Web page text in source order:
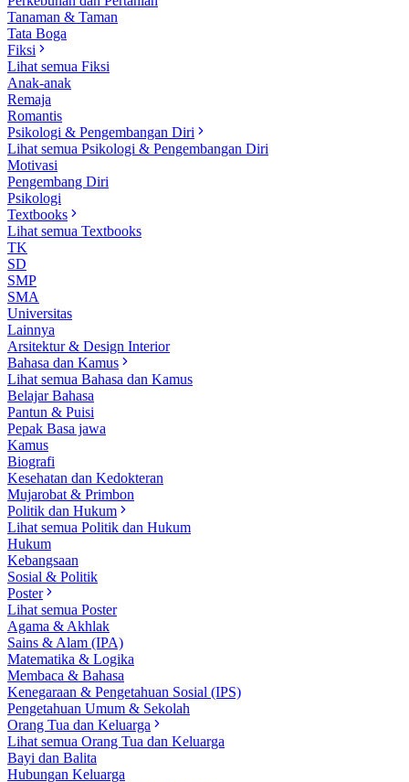
Tanaman & Taman
Tata Boga
Fiksi
Lihat semua Fiksi
Anak-anak
Remaja
Romantis
Psikologi & Pengembangan Diri
Lihat semua Psikologi & Pengembangan Diri
Motivasi
Pengembang Diri
Psikologi
Textbooks
Lihat semua Textbooks
TK
SD
SMP
SMA
Universitas
Lainnya
Arsitektur & Design Interior
Bahasa dan Kamus
Lihat semua Bahasa dan Kamus
Belajar Bahasa
Pantun & Puisi
Pepak Basa jawa
Kamus
Biografi
Kesehatan dan Kedokteran
Mujarobat & Primbon
Politik dan Hukum
Lihat semua Politik dan Hukum
Hukum
Kebangsaan
Sosial & Politik
Poster
Lihat semua Poster
Agama & Akhlak
Sains & Alam (IPA)
Matematika & Logika
Membaca & Bahasa
Kenegaraan & Pengetahuan Sosial (IPS)
Pengetahuan Umum & Sekolah
Orang Tua dan Keluarga
Lihat semua Orang Tua dan Keluarga
Bayi dan Balita
Hubungan Keluarga